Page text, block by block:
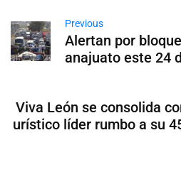
Previous
Alertan por
anajuato este 24
Viva León se consolida
urístico líder rumbo a su